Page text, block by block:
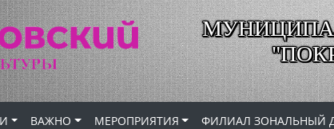
ВАЖНО МЕРОПРИЯТИЯ ФИЛИАЛ ЗОНАЛЬНЫЙ